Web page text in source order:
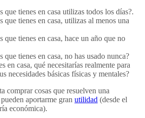
que tienes en casa utilizas todos los días?.
que tienes en casa, utilizas al menos una
que tienes en casa, hace un año que no
que tienes en casa, no has usado nunca?
en casa, qué necesitarías realmente para
necesidades básicas físicas y mentales?
comprar cosas que resuelven una
aportarme gran utilidad (desde el
económica).